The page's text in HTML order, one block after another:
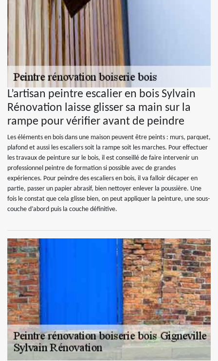
L’artisan peintre escalier en bois Sylvain
Rénovation laisse glisser sa main sur la
rampe pour vérifier avant de peindre
Les éléments en bois dans une maison peuvent être peints : murs, parquet,
plafond et aussi les escaliers soit la rampe soit les marches. Pour effectuer
les travaux de peinture sur le bois, il est conseillé de faire intervenir un
professionnel peintre de formation si possible avec de grandes
expériences. Pour peindre des escaliers en bois, il va falloir décaper en
partie, passer un papier abrasif, bien nettoyer enlever la poussière. Une
fois le constat que cela glisse bien, on peut appliquer la peinture, une sous-
couche d’abord puis la couche définitive.